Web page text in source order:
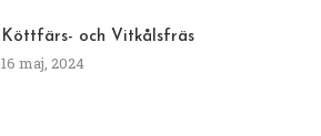
Köttfärs- och Vitkålsfräs
16 maj, 2024